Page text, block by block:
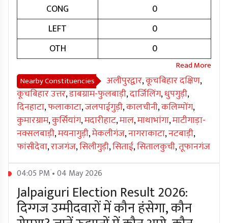
CONG
0
LEFT
0
OTH
0
Nearby Constituencies अलीपुरद्वार,कूचबिहार दक्षिण,
कूचबिहार उत्तर,डाबग्राम-फुलबाड़ी,दार्जिलिंग,धुपगुड़ी,
दिनहाटा,फलाकाटा,जलपाईगुड़ी,कालचीनी,कलिम्पोंग,
कुमारग्राम,कुर्सियांग,मदारीहाट,माल,माथाभांगा,माटीगाड़ा-
नक्सलबाड़ी,मयनागुड़ी,मेकलीगंज,नागराकाटा,नटबाड़ी,
फांसीदेवा,राजगंज,सिलीगुड़ी,सिताई,सितालकुची,तूफानगंज
04:05 PM • 04 May 2026
Jalpaiguri Election Result 2026:
दिग्गज उम्मीदवारों में कौन हंसेगा, कौन